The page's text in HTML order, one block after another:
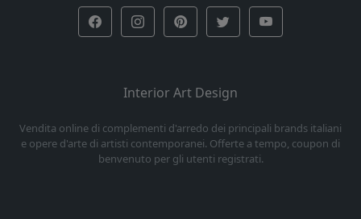
Interior Art Design
Vendita online di complementi d'arredo dei principali brands italiani
e opere d'arte di artisti contemporanei. Offerte a tempo, coupon di
benvenuto per gli utenti registrati.